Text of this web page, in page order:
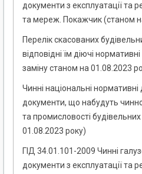
документи з експлуатації та
та мереж. Покажчик (станом
Перелік скасованих
відповідні їм діючі
заміну станом на 01.08.2023
Чинні національні
документи, що набудуть
та промисловості
01.08.2023 року)
ГІД 34.01.101-2009 Чинні
документи з експлуатації та